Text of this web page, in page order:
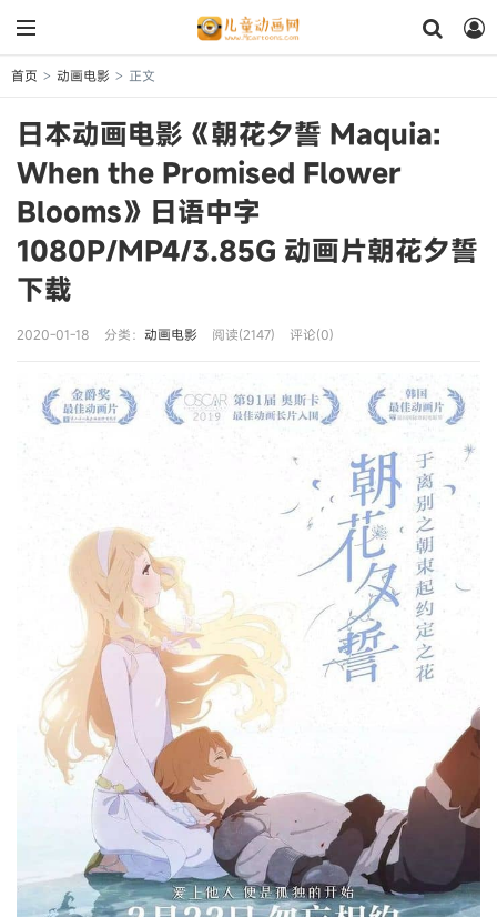
首页 > 动画电影 > 正文
日本动画电影《朝花夕誓 Maquia:
When the Promised Flower
Blooms》日语中字
1080P/MP4/3.85G 动画片朝花夕誓
下载
2020-01-18 分类： 动画电影 阅读(2147) 评论(0)